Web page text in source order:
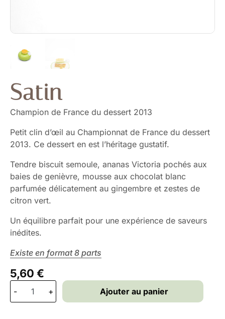
Satin
Champion de France du dessert 2013
Petit clin d’œil au Championnat de France du dessert
2013. Ce dessert en est l’héritage gustatif.
Tendre biscuit semoule, ananas Victoria pochés aux
baies de genièvre, mousse aux chocolat blanc
parfumée délicatement au gingembre et zestes de
citron vert.
Un équilibre parfait pour une expérience de saveurs
inédites.
Existe en format 8 parts
5,60 €
- + Ajouter au panier